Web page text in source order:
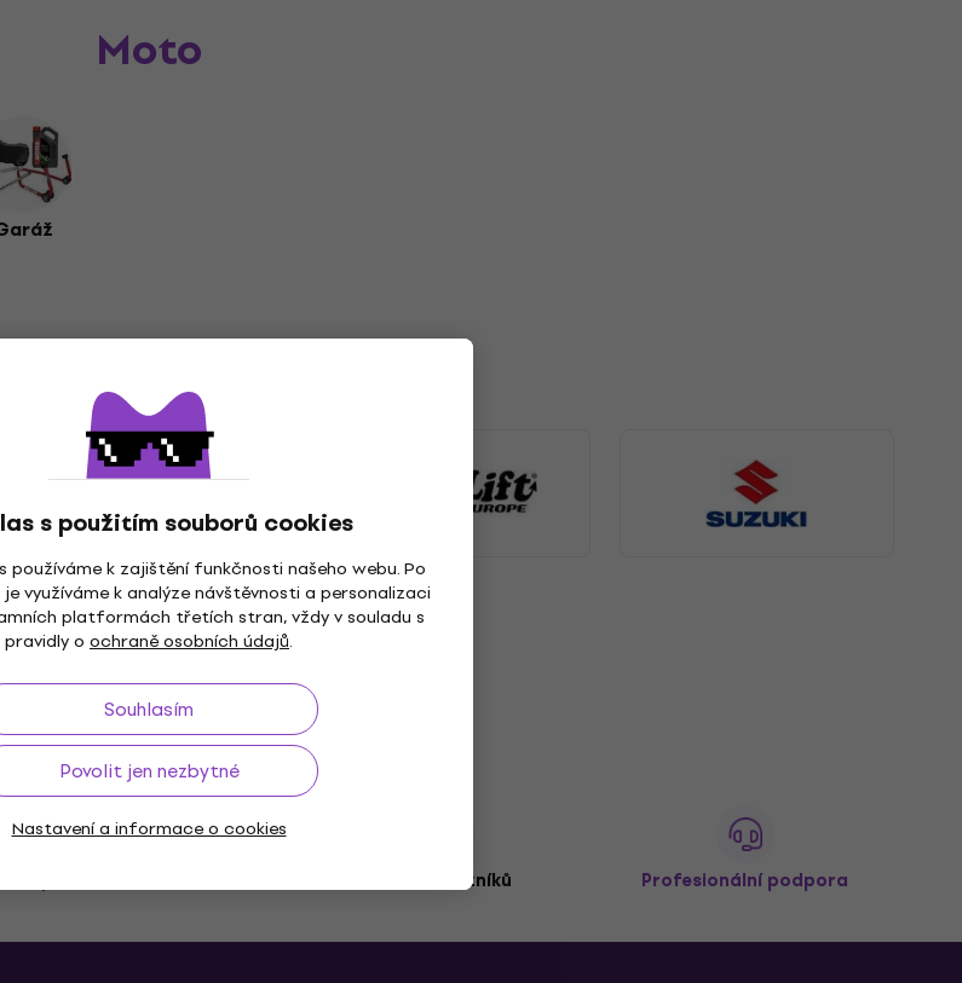
s použitím souborů cookies
používáme k zajištění funkčnosti našeho webu. Po
je využíváme k analýze návštěvnosti a personalizaci
platformách třetích stran, vždy v souladu s
pravidly o ochraně osobních údajů.
Souhlasím
Povolit jen nezbytné
Nastavení a informace o cookies
Moto
Zobrazit všechny
3M+ zákazníků Profesionální podpora